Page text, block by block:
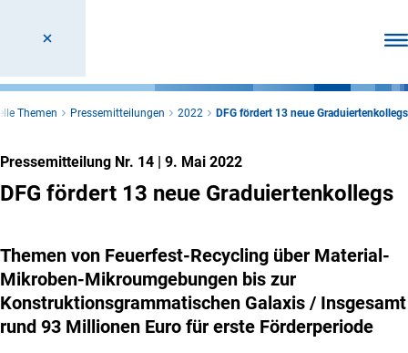
Themen Pressemitteilungen 2022 DFG fördert 13 neue Graduiertenkollegs
Pressemitteilung Nr. 14 | 9. Mai 2022
DFG fördert 13 neue Graduiertenkollegs
Themen von Feuerfest-Recycling über Material-
Mikroben-Mikroumgebungen bis zur
Konstruktionsgrammatischen Galaxis / Insgesamt
rund 93 Millionen Euro für erste Förderperiode